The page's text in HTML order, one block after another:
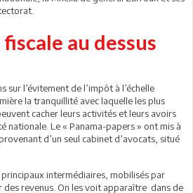
au dessus
sur l’évitement de l’impôt à l’échelle
la tranquillité avec laquelle les plus
cacher leurs activités et leurs avoirs
nationale. Le « Panama-papers » ont mis à
d’un seul cabinet d’avocats, situé
intermédiaires, mobilisés par
des revenus. On les voit apparaître dans de